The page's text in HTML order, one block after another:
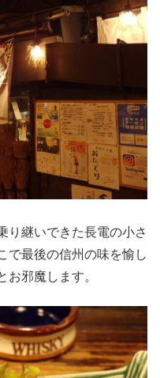
り継いできた長電の小さ
で最後の信州の味を愉し
お邪魔します。